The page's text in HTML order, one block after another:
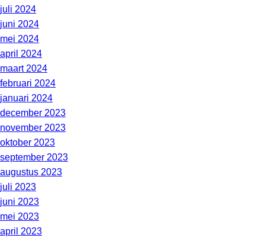
juli 2024
juni 2024
mei 2024
april 2024
maart 2024
februari 2024
januari 2024
december 2023
november 2023
oktober 2023
september 2023
augustus 2023
juli 2023
juni 2023
mei 2023
april 2023